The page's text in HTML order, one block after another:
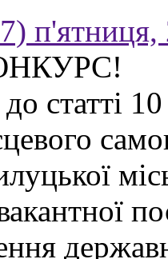
п'ятниця,
статті